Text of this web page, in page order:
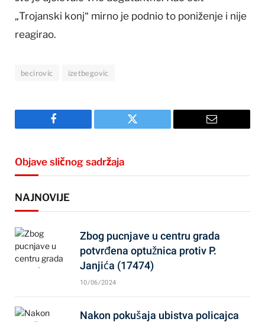
„Trojanski konj“ mirno je podnio to poniženje i nije
reagirao.
becirovic izetbegovic
Facebook Twitter Email
Objave sličnog sadržaja
NAJNOVIJE
Zbog pucnjave u centru grada
potvrđena optužnica protiv P.
Janjića (17474)
10/06/2024
Nakon pokušaja ubistva policajca